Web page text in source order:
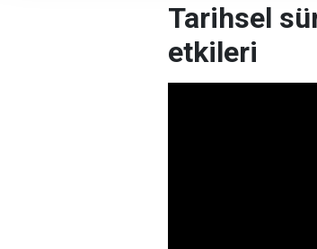
Tarihsel
etkileri